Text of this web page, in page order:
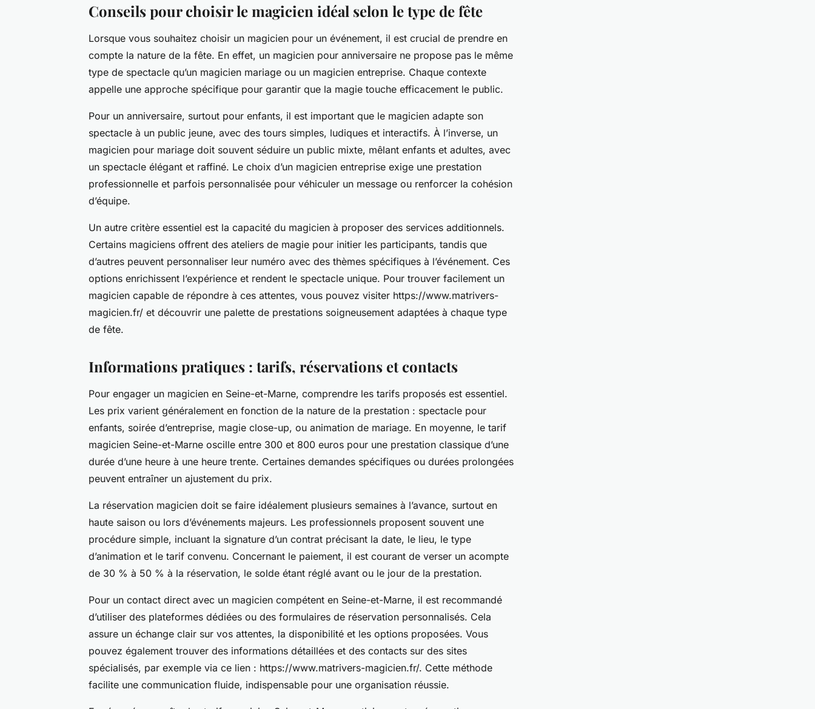
Conseils pour choisir le magicien idéal selon le type de fête
Lorsque vous souhaitez choisir un magicien pour un événement, il est crucial de prendre en
compte la nature de la fête. En effet, un magicien pour anniversaire ne propose pas le même
type de spectacle qu’un magicien mariage ou un magicien entreprise. Chaque contexte
appelle une approche spécifique pour garantir que la magie touche efficacement le public.
Pour un anniversaire, surtout pour enfants, il est important que le magicien adapte son
spectacle à un public jeune, avec des tours simples, ludiques et interactifs. À l’inverse, un
magicien pour mariage doit souvent séduire un public mixte, mêlant enfants et adultes, avec
un spectacle élégant et raffiné. Le choix d’un magicien entreprise exige une prestation
professionnelle et parfois personnalisée pour véhiculer un message ou renforcer la cohésion
d’équipe.
Un autre critère essentiel est la capacité du magicien à proposer des services additionnels.
Certains magiciens offrent des ateliers de magie pour initier les participants, tandis que
d’autres peuvent personnaliser leur numéro avec des thèmes spécifiques à l’événement. Ces
options enrichissent l’expérience et rendent le spectacle unique. Pour trouver facilement un
magicien capable de répondre à ces attentes, vous pouvez visiter https://www.matrivers-
magicien.fr/ et découvrir une palette de prestations soigneusement adaptées à chaque type
de fête.
Informations pratiques : tarifs, réservations et contacts
Pour engager un magicien en Seine-et-Marne, comprendre les tarifs proposés est essentiel.
Les prix varient généralement en fonction de la nature de la prestation : spectacle pour
enfants, soirée d’entreprise, magie close-up, ou animation de mariage. En moyenne, le tarif
magicien Seine-et-Marne oscille entre 300 et 800 euros pour une prestation classique d’une
durée d’une heure à une heure trente. Certaines demandes spécifiques ou durées prolongées
peuvent entraîner un ajustement du prix.
La réservation magicien doit se faire idéalement plusieurs semaines à l’avance, surtout en
haute saison ou lors d’événements majeurs. Les professionnels proposent souvent une
procédure simple, incluant la signature d’un contrat précisant la date, le lieu, le type
d’animation et le tarif convenu. Concernant le paiement, il est courant de verser un acompte
de 30 % à 50 % à la réservation, le solde étant réglé avant ou le jour de la prestation.
Pour un contact direct avec un magicien compétent en Seine-et-Marne, il est recommandé
d’utiliser des plateformes dédiées ou des formulaires de réservation personnalisés. Cela
assure un échange clair sur vos attentes, la disponibilité et les options proposées. Vous
pouvez également trouver des informations détaillées et des contacts sur des sites
spécialisés, par exemple via ce lien : https://www.matrivers-magicien.fr/. Cette méthode
facilite une communication fluide, indispensable pour une organisation réussie.